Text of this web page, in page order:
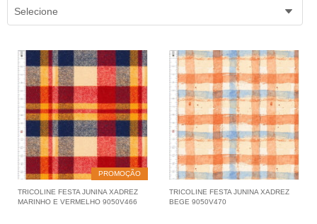
Selecione
PROMOÇÃO
TRICOLINE FESTA JUNINA XADREZ
MARINHO E VERMELHO 9050V466
TRICOLINE FESTA JUNINA XADREZ
BEGE 9050V470